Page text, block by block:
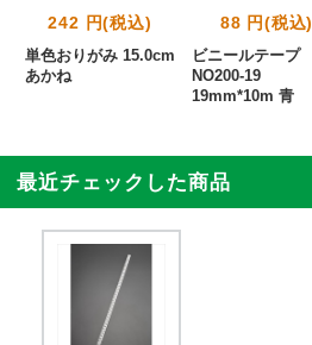
242 円(税込)
単色おりがみ 15.0cm
あかね
88 円(税込)
ビニールテープ
NO200-19
19mm*10m 青
最近チェックした商品